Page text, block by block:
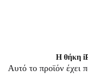
Η θήκη
Αυτό το προϊόν έχει